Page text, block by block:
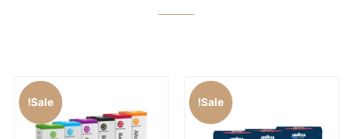
Sale!
Sale!